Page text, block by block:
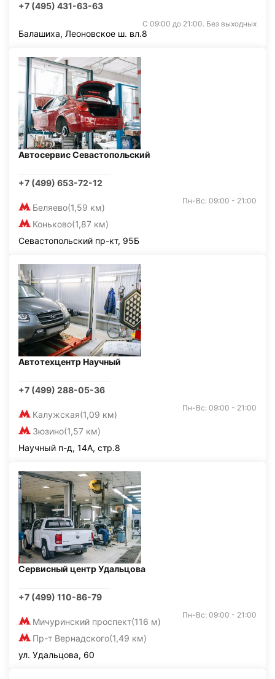
+7 (495) 431-63-63
С 09:00 до 21:00. Без выходных
Балашиха, Леоновское ш. вл.8
Автосервис Севастопольский
+7 (499) 653-72-12
Беляево(1,59 км)
Коньково(1,87 км)
Пн-Вс: 09:00 - 21:00
Севастопольский пр-кт, 95Б
Автотехцентр Научный
+7 (499) 288-05-36
Калужская(1,09 км)
Зюзино(1,57 км)
Пн-Вс: 09:00 - 21:00
Научный п-д, 14А, стр.8
Сервисный центр Удальцова
+7 (499) 110-86-79
Мичуринский проспект(116 м)
Пр-т Вернадского(1,49 км)
Пн-Вс: 09:00 - 21:00
ул. Удальцова, 60